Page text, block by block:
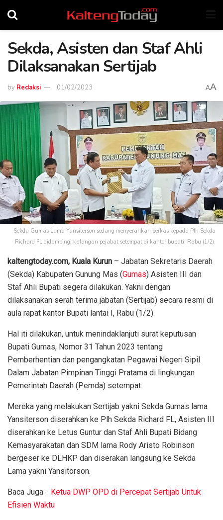
Sekda, Asisten dan Staf Ahli
Dilaksanakan Sertijab
by Redaksi 01/02/2023 AA
Sekda Gumas Lama Yansiterson sedang menyerahkan berkas kepada Plh Sekda
Richard FL didampingi kalangan pejabat setempat di kantor bupati, Rabu (1/2).
kaltengtoday.com, Kuala Kurun – Jabatan Sekretaris Daerah
(Sekda) Kabupaten Gunung Mas (Gumas) Asisten III dan
Staf Ahli Bupati segera dilakukan. Yakni dengan
dilaksanakan serah terima jabatan (Sertijab) secara resmi di
aula rapat kantor Bupati lantai I, Rabu (1/2).
Hal iti dilakukan, untuk menindaklanjuti surat keputusan
Bupati Gumas, Nomor 31 Tahun 2023 tentang
Pemberhentian dan pengangkatan Pegawai Negeri Sipil
Dalam Jabatan Pimpinan Tinggi Pratama di lingkungan
Pemerintah Daerah (Pemda) setempat.
Mereka yang melakukan Sertijab yakni Sekda Gumas lama
Yansiterson diserahkan ke Plh Sekda Richard FL, Asisten III
diserahkan ke Letus Guntur dan Staf Ahli Bupati Bidang
Kemasyarakatan dan SDM lama Rody Aristo Robinson
bergeser ke DLHKP dan diserakan langsung ke Sekda
Lama yakni Yansitorson.
Baca Juga : Ketua DWP OPD di Percepat Sertijab Untuk
Efisien Waktu